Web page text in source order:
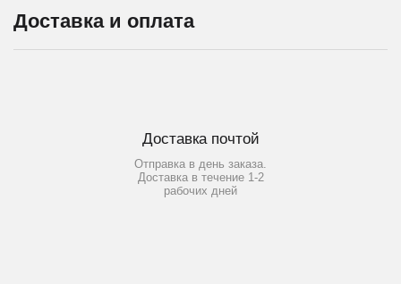
Доставка и оплата
Доставка почтой
Отправка в день заказа.
Доставка в течение 1-2
рабочих дней